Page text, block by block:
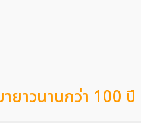
าวนานกว่า 100 ปี